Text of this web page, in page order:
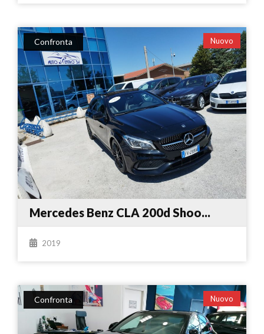
Nuovo
Confronta
Mercedes Benz CLA 200d Shoo...
2019
Nuovo
Confronta